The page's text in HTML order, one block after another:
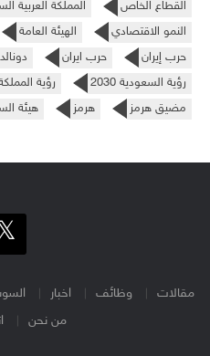
القطاع الخاص
المملكة العربية
النمو الاقتصادي
الهيئة العامة
حرب إيران
حرب ايران
رؤية السعودية 2030
رؤية المملكة
مضيق هرمز
هرمز هيئة
مقالات وظائف اخبار
من نحن